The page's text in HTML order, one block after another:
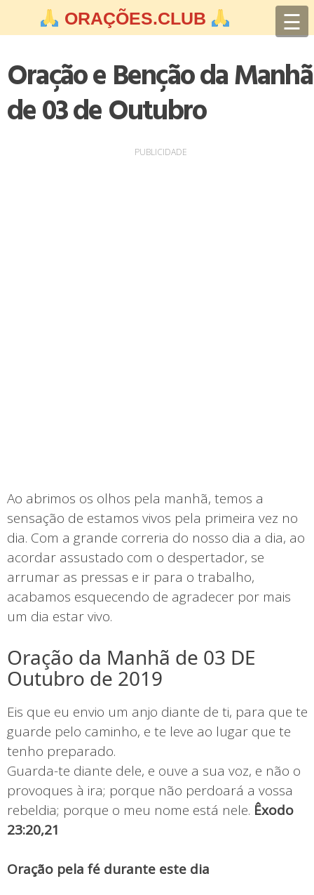
ORAÇÕES.CLUB ☰
Oração e Benção da Manhã
de 03 de Outubro
PUBLICIDADE
Ao abrimos os olhos pela manhã, temos a
sensação de estamos vivos pela primeira vez no
dia. Com a grande correria do nosso dia a dia, ao
acordar assustado com o despertador, se
arrumar as pressas e ir para o trabalho,
acabamos esquecendo de agradecer por mais
um dia estar vivo.
Oração da Manhã de 03 DE
Outubro de 2019
Eis que eu envio um anjo diante de ti, para que te
guarde pelo caminho, e te leve ao lugar que te
tenho preparado.
Guarda-te diante dele, e ouve a sua voz, e não o
provoques à ira; porque não perdoará a vossa
rebeldia; porque o meu nome está nele. Êxodo
23:20,21
Oração pela fé durante este dia